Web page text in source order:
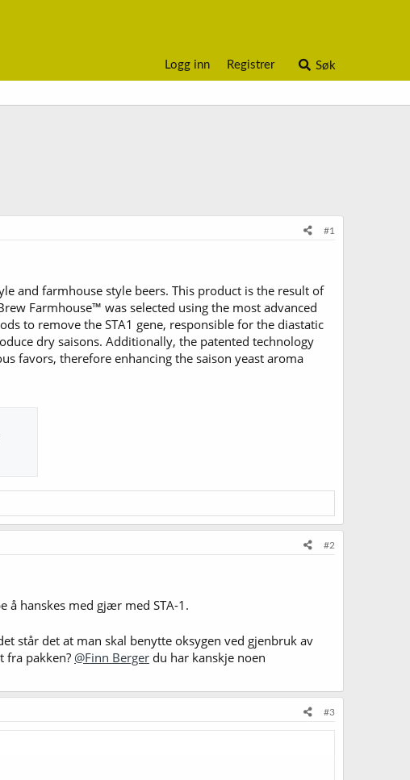
Logg inn Registrer Søk
#1
and farmhouse style beers. This product is the result of
Farmhouse™ was selected using the most advanced
to remove the STA1 gene, responsible for the diastatic
dry saisons. Additionally, the patented technology
favors, therefore enhancing the saison yeast aroma
#2
å hanskes med gjær med STA-1.
står det at man skal benytte oksygen ved gjenbruk av
fra pakken? @Finn Berger du har kanskje noen
#3